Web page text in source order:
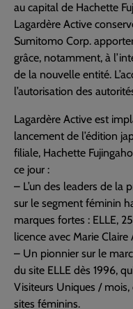
au capital de Hachette
Lagardère Active
Sumitomo Corp.
grâce, notamment, à
de la nouvelle entité.
l’autorisation des
Lagardère Active est
lancement de l’édition
filiale, Hachette
ce jour :
– L’un des leaders de la
sur le segment féminin
marques fortes : ELLE,
licence avec Marie Claire
– Un pionnier sur le
du site ELLE dès 1996,
Visiteurs Uniques /
sites féminins.